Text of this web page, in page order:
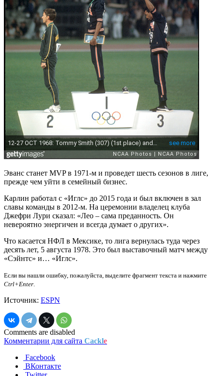
Эванс станет MVP в 1971-м и проведет шесть сезонов в лиге,
прежде чем уйти в семейный бизнес.
Карлин работал с «Иглс» до 2015 года и был включен в зал
славы команды в 2012-м. На церемонии владелец клуба
Джефри Лури сказал: «Лео – сама преданность. Он
невероятно энергичен и всегда думает о других».
Что касается НФЛ в Мексике, то лига вернулась туда через
десять лет, 5 августа 1978. Это был выставочный матч между
«Сэйнтс» и… «Иглс».
Если вы нашли ошибку, пожалуйста, выделите фрагмент текста и нажмите
Ctrl+Enter.
Источник: ESPN
Comments are disabled
Комментарии для сайта Cackle
Facebook
ВКонтакте